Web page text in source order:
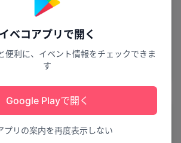
イベコアプリで開く
便利に、イベント情報をチェックできま
す
Google Playで開く
プリの案内を再度表示しない
ォーラム2026 光と音のページ
ァンタジー